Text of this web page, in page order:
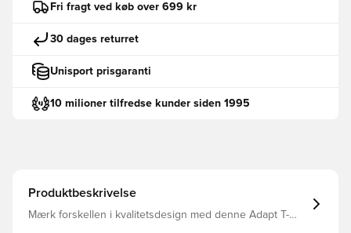
Fri fragt ved køb over 699 kr
30 dages returret
Unisport prisgaranti
10 milioner tilfredse kunder siden 1995
Produktbeskrivelse
Mærk forskellen i kvalitetsdesign med denne Adapt T-